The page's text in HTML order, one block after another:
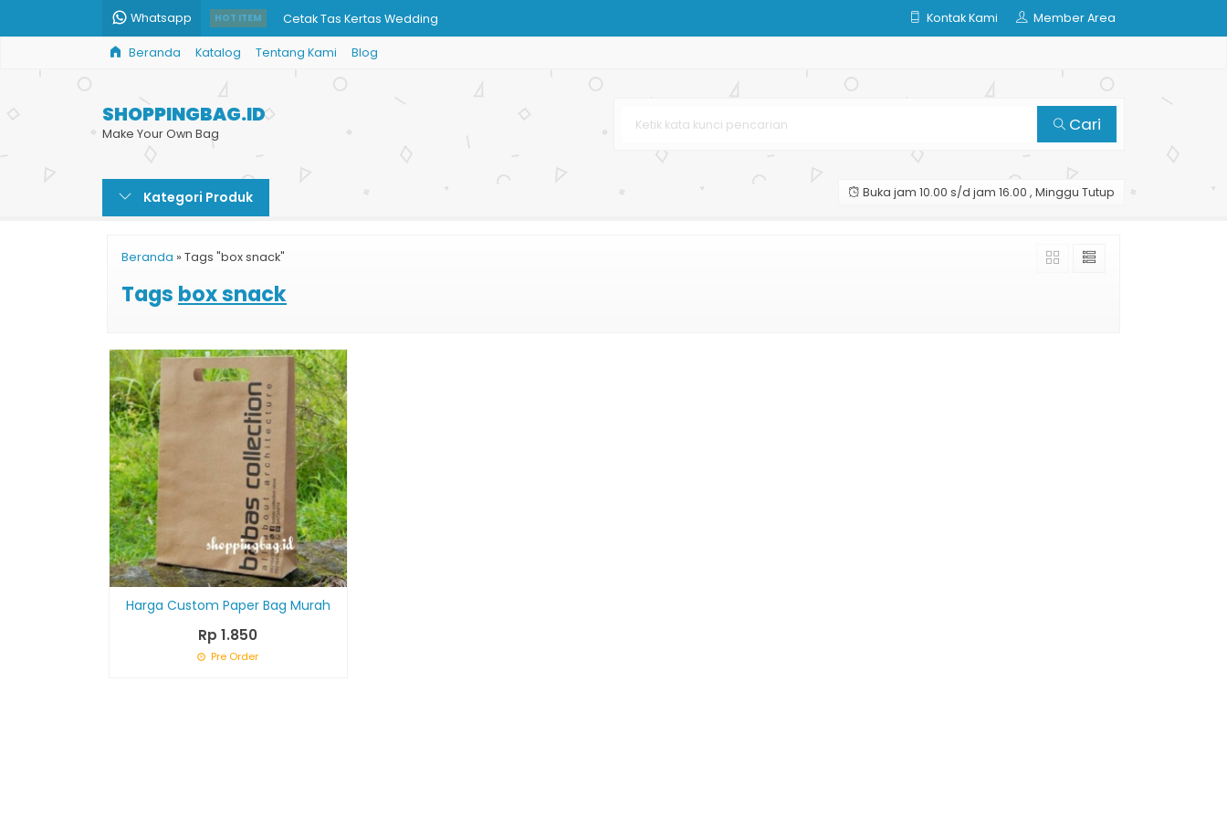
Whatsapp HOT ITEM Cetak Tas Kertas Wedding
Shopping Bag untuk Jinjingan Butik
Print Paper Bag Murah
Shopping Bag Harga Terbaru
Kontak Kami Member Area
Beranda Katalog Tentang Kami Blog
SHOPPINGBAG.ID
Make Your Own Bag Cari
Kategori Produk Buka jam 10.00 s/d jam 16.00 , Minggu Tutup
Beranda » Tags "box snack"
Tags box snack
Harga Custom Paper Bag Murah
Rp 1.850
Pre Order